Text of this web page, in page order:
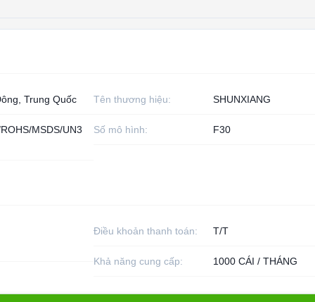
Trung Quốc Tên thương hiệu: SHUNXIANG
MSDS/UN3
Số mô hình: F30
Điều khoản thanh toán: T/T
Khả năng cung cấp: 1000 CÁI / THÁNG